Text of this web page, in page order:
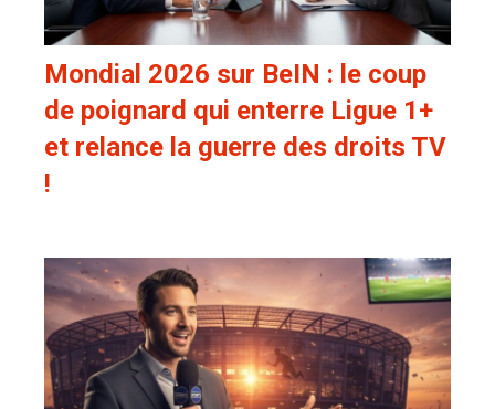
Mondial 2026 sur BeIN : le coup
de poignard qui enterre Ligue 1+
et relance la guerre des droits TV
!